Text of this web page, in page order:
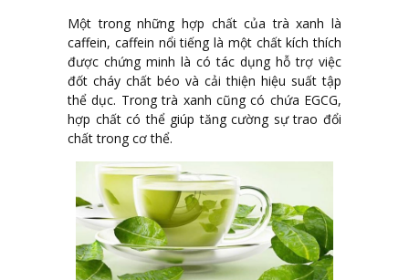
Một trong những hợp chất của trà xanh là
caffein, caffein nổi tiếng là một chất kích thích
được chứng minh là có tác dụng hỗ trợ việc
đốt cháy chất béo và cải thiện hiệu suất tập
thể dục. Trong trà xanh cũng có chứa EGCG,
hợp chất có thể giúp tăng cường sự trao đổi
chất trong cơ thể.